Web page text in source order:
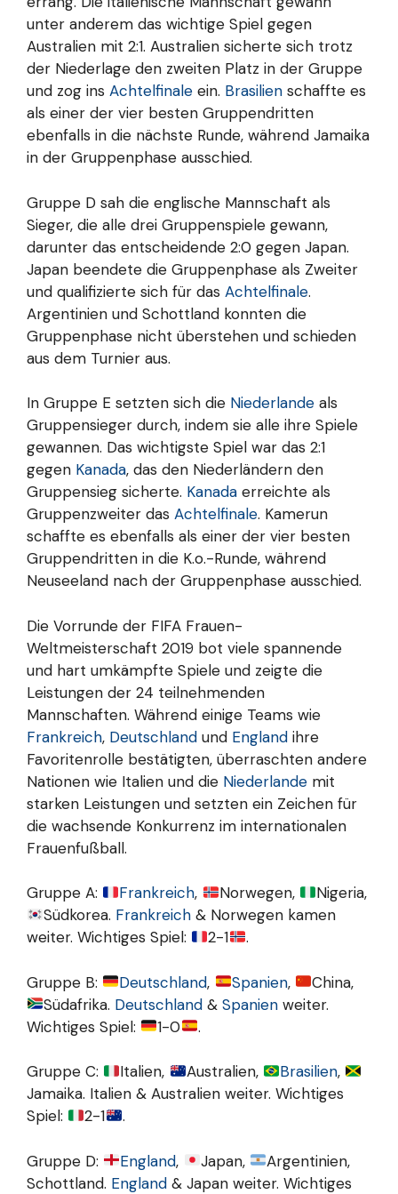
unter anderem das wichtige Spiel gegen
Australien mit 2:1. Australien sicherte sich trotz
der Niederlage den zweiten Platz in der Gruppe
und zog ins Achtelfinale ein. Brasilien schaffte es
als einer der vier besten Gruppendritten
ebenfalls in die nächste Runde, während Jamaika
in der Gruppenphase ausschied.
Gruppe D sah die englische Mannschaft als
Sieger, die alle drei Gruppenspiele gewann,
darunter das entscheidende 2:0 gegen Japan.
Japan beendete die Gruppenphase als Zweiter
und qualifizierte sich für das Achtelfinale.
Argentinien und Schottland konnten die
Gruppenphase nicht überstehen und schieden
aus dem Turnier aus.
In Gruppe E setzten sich die Niederlande als
Gruppensieger durch, indem sie alle ihre Spiele
gewannen. Das wichtigste Spiel war das 2:1
gegen Kanada, das den Niederländern den
Gruppensieg sicherte. Kanada erreichte als
Gruppenzweiter das Achtelfinale. Kamerun
schaffte es ebenfalls als einer der vier besten
Gruppendritten in die K.o.-Runde, während
Neuseeland nach der Gruppenphase ausschied.
Die Vorrunde der FIFA Frauen-
Weltmeisterschaft 2019 bot viele spannende
und hart umkämpfte Spiele und zeigte die
Leistungen der 24 teilnehmenden
Mannschaften. Während einige Teams wie
Frankreich, Deutschland und England ihre
Favoritenrolle bestätigten, überraschten andere
Nationen wie Italien und die Niederlande mit
starken Leistungen und setzten ein Zeichen für
die wachsende Konkurrenz im internationalen
Frauenfußball.
Gruppe A: Frankreich, Norwegen,
Nigeria,
Südkorea. Frankreich & Norwegen kamen
weiter. Wichtiges Spiel:
2-1 .
Gruppe B: Deutschland, Spanien,
China,
Südafrika. Deutschland &Spanien weiter.
Wichtiges Spiel:
1-0 .
Gruppe C: Italien, Australien, Brasilien,
Jamaika. Italien & Australien weiter. Wichtiges
Spiel:
2-1 .
Gruppe D: England, Japan,
Argentinien,
Schottland. England & Japan weiter. Wichtiges